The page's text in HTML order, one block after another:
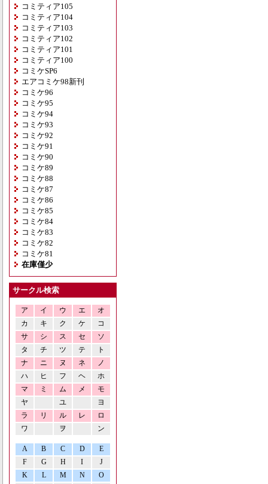
コミティア105
コミティア104
コミティア103
コミティア102
コミティア101
コミティア100
コミケSP6
エアコミケ98新刊
コミケ96
コミケ95
コミケ94
コミケ93
コミケ92
コミケ91
コミケ90
コミケ89
コミケ88
コミケ87
コミケ86
コミケ85
コミケ84
コミケ83
コミケ82
コミケ81
在庫僅少
サークル検索
ア イ ウ エ
オ
カ
キ ク ケ
コ
サ
シ ス セ
ソ
タ
チ ツ テ
ト
ナ
ニ ヌ ネ
ノ
ハ
ヒ フ ヘ
ホ
マ
ミ ム メ
モ
ヤ
ユ
ヨ
ラ
リ ル レ
ロ
ワ
ヲ ン
A B C D
E
F
G H I
J
K
L M N O